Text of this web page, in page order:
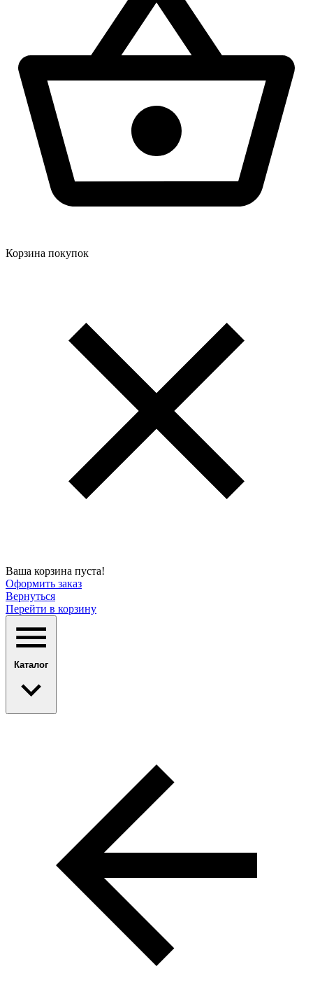
Корзина покупок
Ваша корзина пуста!
Оформить заказ
Вернуться
Перейти в корзину
Каталог